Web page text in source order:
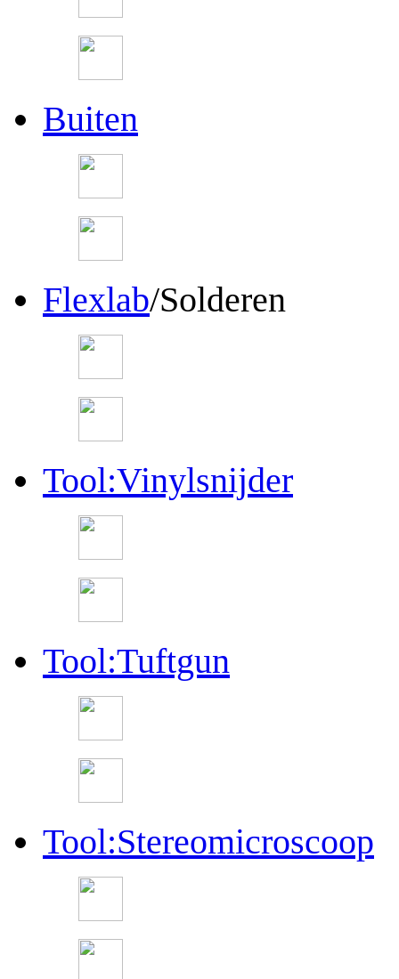
Buiten
Flexlab/Solderen
Tool:Vinylsnijder
Tool:Tuftgun
Tool:Stereomicroscoop